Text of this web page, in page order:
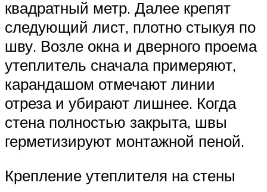
квадратный метр. Далее крепят
следующий лист, плотно стыкуя по
шву. Возле окна и дверного проема
утеплитель сначала примеряют,
карандашом отмечают линии
отреза и убирают лишнее. Когда
стена полностью закрыта, швы
герметизируют монтажной пеной.
Крепление утеплителя на стены